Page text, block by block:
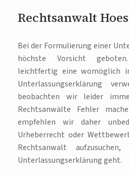
Rechtsanwalt
Bei der Formulierung einer
höchste Vorsicht
leichtfertig eine womöglich
Unterlassungserklärung
beobachten wir leider
Rechtsanwälte Fehler
empfehlen wir daher
Urheberrecht oder
Rechtsanwalt
Unterlassungserklärung geht.